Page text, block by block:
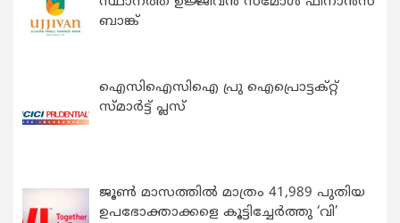
ബാങ്ക്
ഐസിഐസിഐ പ്രു ഐപ്രൊട്ടക്റ്റ്
സ്മാർട്ട് പ്ലസ്
ജൂൺ മാസത്തിൽ മാത്രം 41,989 പുതിയ
ഉപഭോക്താക്കളെ കൂട്ടിച്ചേർത്തു ‘വി’